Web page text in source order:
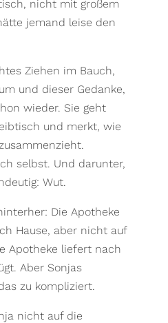
nicht mit großem
jemand leise den
Ziehen im Bauch,
und dieser Gedanke,
wieder. Sie geht
und merkt, wie
selbst. Und darunter,
Wut.
Die Apotheke
Hause, aber nicht auf
Apotheke liefert nach
Aber Sonjas
zu kompliziert.
nicht aufdie